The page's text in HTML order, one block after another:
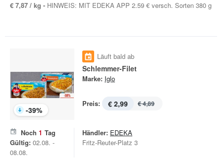
€ 7,87 / kg - HINWEIS: MIT EDEKA APP 2.59 € versch. Sorten 380 g
-39%
Läuft bald ab
Schlemmer-Filet
Marke: Iglo
Preis: € 2,99 € 4,89
Noch 1 Tag
Gültig: 02.08. -
08.08.
Händler: EDEKA
Fritz-Reuter-Platz 3